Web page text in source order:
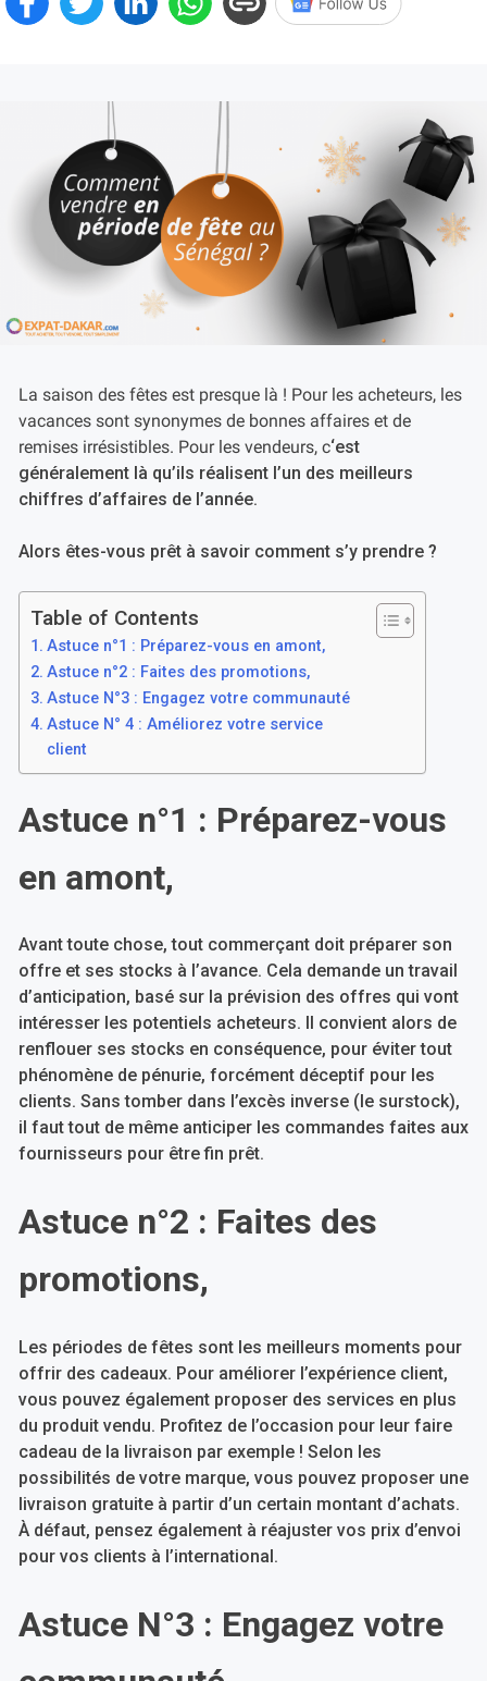
La saison des fêtes est presque là ! Pour les acheteurs, les
vacances sont synonymes de bonnes affaires et de
remises irrésistibles. Pour les vendeurs, c‘est
généralement là qu’ils réalisent l’un des meilleurs
chiffres d’affaires de l’année.
Alors êtes-vous prêt à savoir comment s’y prendre ?
Table of Contents
Astuce n°1 : Préparez-vous en amont,
Astuce n°2 : Faites des promotions,
Astuce N°3 : Engagez votre communauté
Astuce N° 4 : Améliorez votre service
client
Astuce n°1 : Préparez-vous
en amont,
Avant toute chose, tout commerçant doit préparer son
offre et ses stocks à l’avance. Cela demande un travail
d’anticipation, basé sur la prévision des offres qui vont
intéresser les potentiels acheteurs. Il convient alors de
renflouer ses stocks en conséquence, pour éviter tout
phénomène de pénurie, forcément déceptif pour les
clients. Sans tomber dans l’excès inverse (le surstock),
il faut tout de même anticiper les commandes faites aux
fournisseurs pour être fin prêt.
Astuce n°2 : Faites des
promotions,
Les périodes de fêtes sont les meilleurs moments pour
offrir des cadeaux. Pour améliorer l’expérience client,
vous pouvez également proposer des services en plus
du produit vendu. Profitez de l’occasion pour leur faire
cadeau de la livraison par exemple ! Selon les
possibilités de votre marque, vous pouvez proposer une
livraison gratuite à partir d’un certain montant d’achats.
À défaut, pensez également à réajuster vos prix d’envoi
pour vos clients à l’international.
Astuce N°3 : Engagez votre